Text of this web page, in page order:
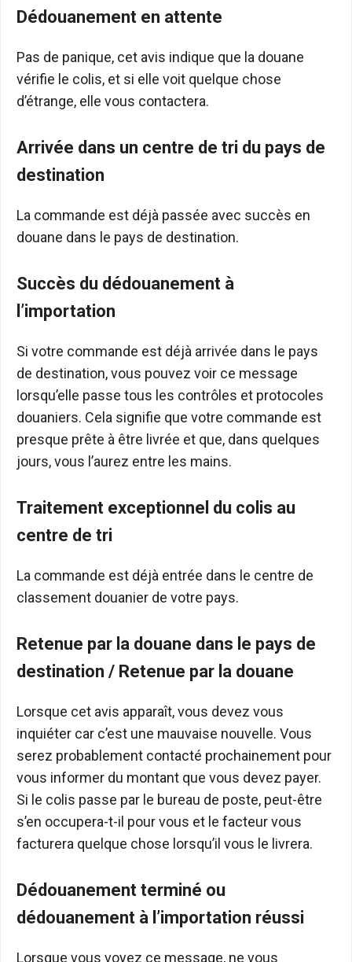
Dédouanement en attente
Pas de panique, cet avis indique que la douane
vérifie le colis, et si elle voit quelque chose
d’étrange, elle vous contactera.
Arrivée dans un centre de tri du pays de
destination
La commande est déjà passée avec succès en
douane dans le pays de destination.
Succès du dédouanement à
l’importation
Si votre commande est déjà arrivée dans le pays
de destination, vous pouvez voir ce message
lorsqu’elle passe tous les contrôles et protocoles
douaniers. Cela signifie que votre commande est
presque prête à être livrée et que, dans quelques
jours, vous l’aurez entre les mains.
Traitement exceptionnel du colis au
centre de tri
La commande est déjà entrée dans le centre de
classement douanier de votre pays.
Retenue par la douane dans le pays de
destination / Retenue par la douane
Lorsque cet avis apparaît, vous devez vous
inquiéter car c’est une mauvaise nouvelle. Vous
serez probablement contacté prochainement pour
vous informer du montant que vous devez payer.
Si le colis passe par le bureau de poste, peut-être
s’en occupera-t-il pour vous et le facteur vous
facturera quelque chose lorsqu’il vous le livrera.
Dédouanement terminé ou
dédouanement à l’importation réussi
Lorsque vous voyez ce message, ne vous